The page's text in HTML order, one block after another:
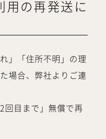
用の再発送に
」「住所不明」の理
場合、弊社よりご連
回目まで」無償で再